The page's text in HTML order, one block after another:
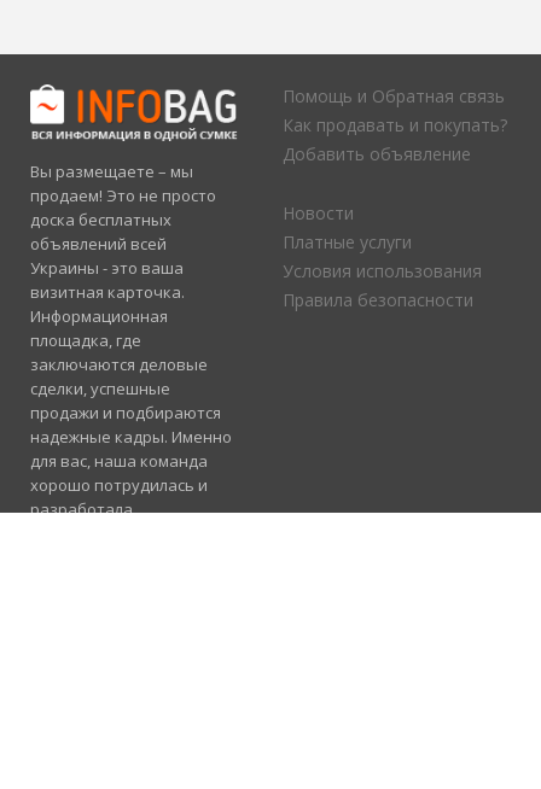
Вы размещаете – мы
продаем! Это не просто
доска бесплатных
объявлений всей
Украины - это ваша
визитная карточка.
Информационная
площадка, где
заключаются деловые
сделки, успешные
продажи и подбираются
надежные кадры. Именно
для вас, наша команда
хорошо потрудилась и
разработала
Помощь и Обратная связь
Как продавать и покупать?
Добавить объявление
Новости
Платные услуги
Условия использования
Правила безопасности